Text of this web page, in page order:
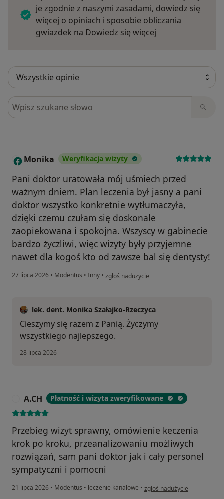
je zgodnie z naszymi zasadami, dowiedz się
więcej o opiniach i sposobie obliczania
gwiazdek na Dowiedz się więcej
Szukaj w opiniach
M Monika Weryfikacja wizyty
Pani doktor uratowała mój uśmiech przed
ważnym dniem. Plan leczenia był jasny a pani
doktor wszystko konkretnie wytłumaczyła,
dzięki czemu czułam się doskonale
zaopiekowana i spokojna. Wszyscy w gabinecie
bardzo życzliwi, więc wizyty były przyjemne
nawet dla kogoś kto od zawsze bal się dentysty!
27 lipca 2026 • Modentus • Inny • w opinii użytkownika Monika
zgłoś nadużycie
lek. dent. Monika Szałajko-Rzeczyca
Cieszymy się razem z Panią. Życzymy
wszystkiego najlepszego.
28 lipca 2026
A.CH Płatność i wizyta zweryfikowane
Przebieg wizyt sprawny, omówienie keczenia
krok po kroku, przeanalizowaniu możliwych
rozwiązań, sam pani doktor jak i cały personel
sympatyczni i pomocni
21 lipca 2026 • Modentus • leczenie kanałowe • w opinii użytkownika A.CH
zgłoś nadużycie